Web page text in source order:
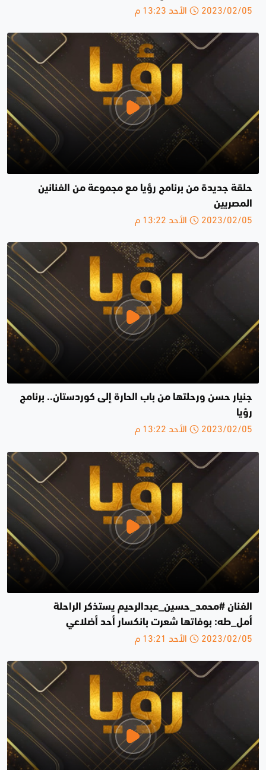
2023/02/05 الأحد 13:23 م
حلقة جديدة من برنامج رؤيا مع مجموعة من الفنانين
المصريين
2023/02/05 الأحد 13:22 م
جنيار حسن ورحلتها من باب الحارة إلى كوردستان.. برنامج
رؤيا
2023/02/05 الأحد 13:22 م
الفنان #محمد_حسين_عبدالرحيم يستذكر الراحلة
أمل_طه: بوفاتها شعرت بانكسار أحد أضلاعي
2023/02/05 الأحد 13:21 م